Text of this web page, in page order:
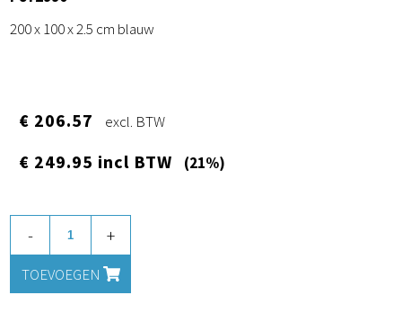
200 x 100 x 2.5 cm blauw
€ 206.57 excl. BTW
€ 249.95 incl BTW (21%)
- +
TOEVOEGEN